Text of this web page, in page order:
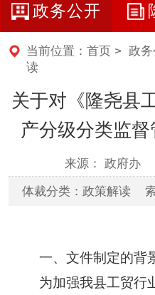
政务公开
当前位置： 首页 > 政
读
关于对《隆尧县
产分级分类监
来源： 政府办
体裁分类：政策解读 索
一、文件制定的背
为加强我县工贸行